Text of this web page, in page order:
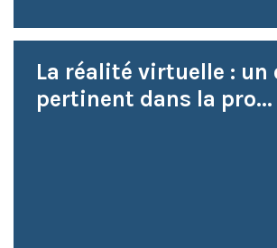
La réalité virtuelle : un
pertinent dans la pro...